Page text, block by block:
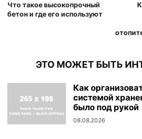
Что такое высокопрочный
бетон и где его используют
ЭТО МОЖЕТ БЫТЬ
Как
системой
было под рукой
08.08.2026